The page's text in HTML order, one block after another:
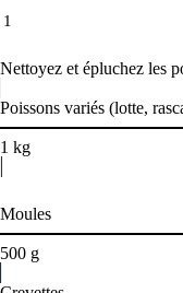
1
Nettoyez et épluchez les
Poissons variés (lotte,
1 kg
Moules
500 g